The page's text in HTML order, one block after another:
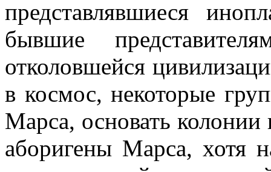
представлявшиеся
бывшие
отколовшейся
в космос, некоторые
Марса, основать колонии
аборигены Марса, хотя